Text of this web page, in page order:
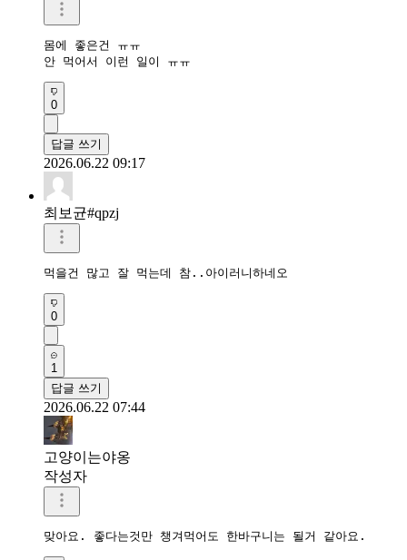
몸에 좋은건 ㅠㅠ
안 먹어서 이런 일이 ㅠㅠ
0
답글 쓰기
2026.06.22 09:17
최보균#qpzj
먹을건 많고 잘 먹는데 참..아이러니하네오
0
1
답글 쓰기
2026.06.22 07:44
고양이는야옹
작성자
맞아요. 좋다는것만 챙겨먹어도 한바구니는 될거 같아요.